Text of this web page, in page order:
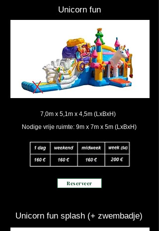
Unicorn fun
7,0m x 5,1m x 4,5m (LxBxH)
Nodige vrije ruimte: 9m x 7m x 5m (LxBxH)
Reserveer
Unicorn fun splash (+ zwembadje)